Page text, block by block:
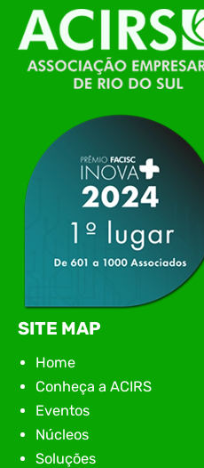
O Polo ACATE-ACIRS,
de Tecnologia da
Itajaí, realizou, no dia 21
Conexão Tech NIAVI,
tecnologia da região
apresentação de novas
encontro aconteceu em
SITE MAP
Home
Conheça a ACIRS
Eventos
Núcleos
Soluções